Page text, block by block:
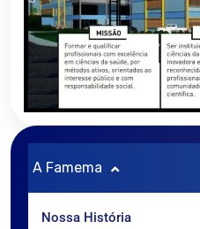
A Famema
Nossa História